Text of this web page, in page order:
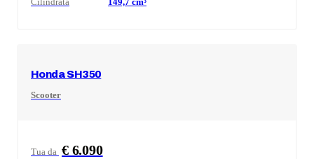
HondaSH350
Scooter
Tua da € 6.090